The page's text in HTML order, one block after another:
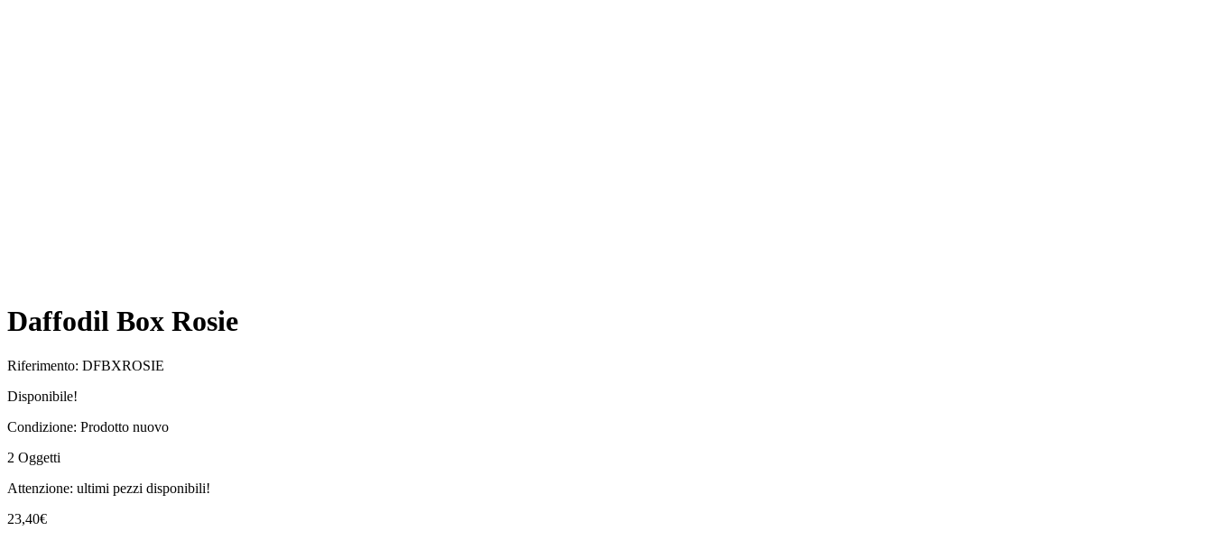
Daffodil Box Rosie
Riferimento: DFBXROSIE
Disponibile!
Condizione: Prodotto nuovo
2 Oggetti
Attenzione: ultimi pezzi disponibili!
23,40€